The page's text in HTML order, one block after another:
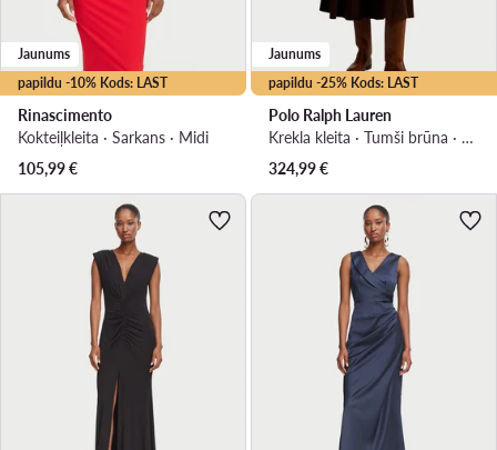
papildu -10% Kods: LAST
Jaunums
Rinascimento
Kokteiļkleita · Sarkans · Midi
105,99€
papildu -25% Kods: LAST
Jaunums
Polo Ralph Lauren
Krekla kleita · Tumši brūna · Midi
324,99€